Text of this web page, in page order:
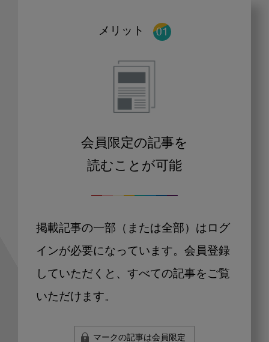
メリット
会員限定の記事を
読むことが可能
掲載記事の一部（または全部）はログ
インが必要になっています。会員登録
していただくと、すべての記事をご覧
いただけます。
マークの記事は会員限定